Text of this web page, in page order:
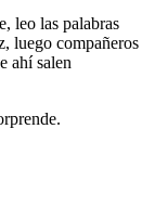
leo las palabras
luego compañeros
ahí salen